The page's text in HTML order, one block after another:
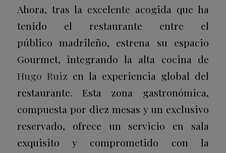
Ahora, tras la excelente acogida que ha
tenido el restaurante entre el
público madrileño, estrena su espacio
Gourmet, integrando la alta cocina de
Hugo Ruiz en la experiencia global del
restaurante. Esta zona gastronómica,
compuesta por diez mesas y un exclusivo
reservado, ofrece un servicio en sala
exquisito y comprometido con la